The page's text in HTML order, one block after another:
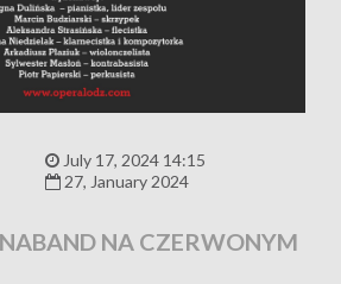
July 17, 2024 14:15
27, January 2024
NA CZERWONYM